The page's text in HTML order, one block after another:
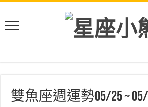
雙魚座週運勢05/25 ~